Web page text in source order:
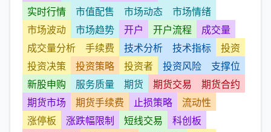
实时行情
市值配售 市场动态
市场情绪
市场波动
市场趋势 开户 开户流程
成交量
成交量分析
手续费 技术分析 技术指标
投资
投资决策
投资策略 投资者 投资风险
支撑位
新股申购
服务质量 期货 期货交易
期货合约
期货市场
期货手续费 止损策略
流动性
涨停板
涨跌幅限制 短线交易
科创板